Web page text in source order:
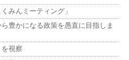
みんミーティング」
豊かになる政策を愚直に目指しま
視察